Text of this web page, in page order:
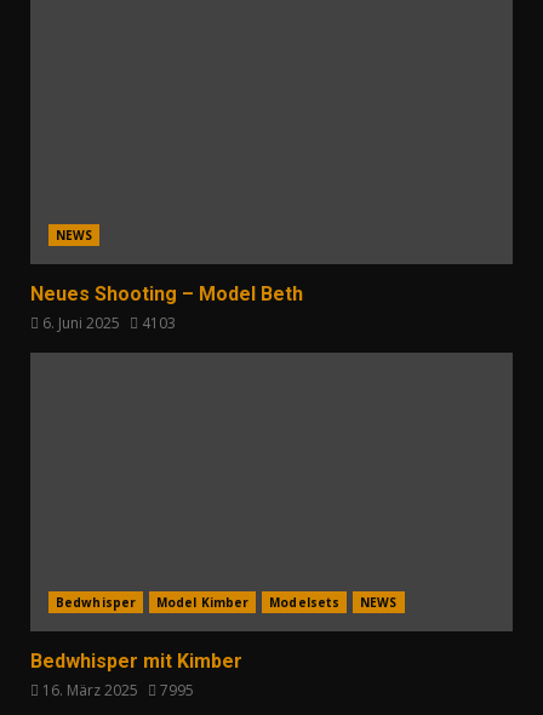
NEWS
Neues Shooting – Model Beth
6. Juni 2025 4103
Bedwhisper Model Kimber Modelsets NEWS
Bedwhisper mit Kimber
16. März 2025 7995